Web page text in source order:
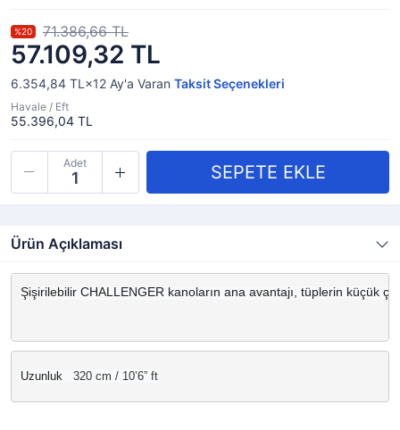
57.109,32 TL
%20 71.386,66 TL
6.354,84 TL×12 Ay'a Varan Taksit Seçenekleri
Havale / Eft
55.396,04 TL
Adet
Ürün Açıklaması
Şişirilebilir CHALLENGER kanoların ana avantajı, tüplerin küçük
Uzunluk 320 cm / 10’6” ft